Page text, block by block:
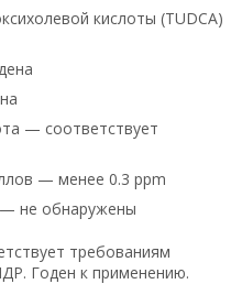
кислоты (TUDCA)
— соответствует
— менее 0.3 ppm
не обнаружены
требованиям
Годен к применению.